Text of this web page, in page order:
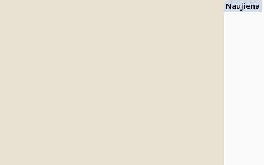
Naujiena